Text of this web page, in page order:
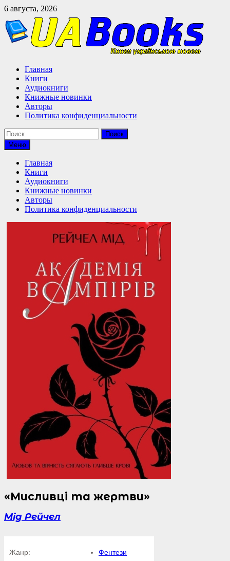
Перейти
содержимому
6 августа, 2026
Главная
Книги
Аудиокниги
Книжные новинки
Авторы
Политика конфиденциальности
Найти:
Меню
Главная
Книги
Аудиокниги
Книжные новинки
Авторы
Политика конфиденциальности
«Мисливці та жертви»
Мід Рейчел
Жанр: Фентези